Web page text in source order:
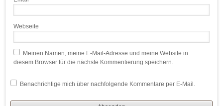
Webseite
Meinen Namen, meine E-Mail-Adresse und meine Website in
diesem Browser für die nächste Kommentierung speichern.
Benachrichtige mich über nachfolgende Kommentare per E-Mail.